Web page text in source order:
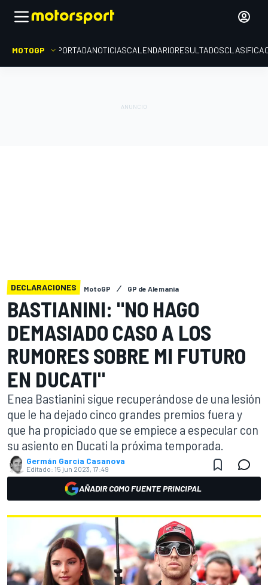
MOTOGP PORTADANOTICIASCALENDARIORESULTADOS
DECLARACIONES MotoGP GP de Alemania
BASTIANINI: "NO HAGO
DEMASIADO CASO A LOS
RUMORES SOBRE MI FUTURO
EN DUCATI"
Enea Bastianini sigue recuperándose de una lesión
que le ha dejado cinco grandes premios fuera y
que ha propiciado que se empiece a especular con
su asiento en Ducati la próxima temporada.
Germán Garcia Casanova
Editado: 15 jun 2023, 17:49
AÑADIR COMO FUENTE PRINCIPAL